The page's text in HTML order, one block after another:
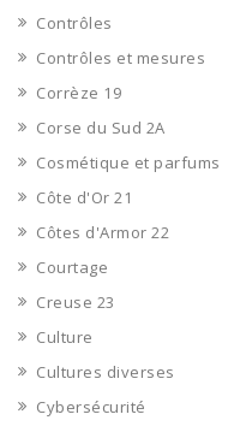
Contrôles
Contrôles et mesures
Corrèze 19
Corse du Sud 2A
Cosmétique et parfums
Côte d'Or 21
Côtes d'Armor 22
Courtage
Creuse 23
Culture
Cultures diverses
Cybersécurité